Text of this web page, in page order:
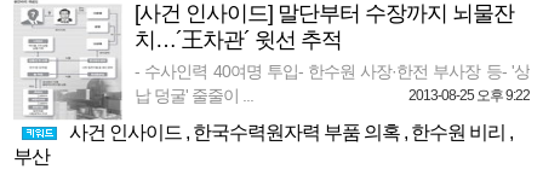
[사건 인사이드] 말단부터 수장까지 뇌물잔
치…´王차관´ 윗선 추적
- 수사인력 40여명 투입- 한수원 사장·한전 부사장 등- '상
납 덩굴' 줄줄이 ...
2013-08-25 오후 9:22
사건 인사이드 , 한국수력원자력 부품 의혹 , 한수원 비리 ,
부산